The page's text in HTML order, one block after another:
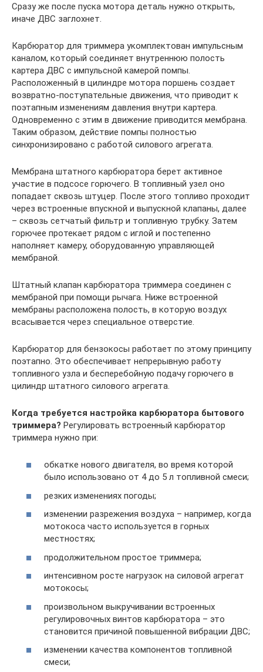
Сразу же после пуска мотора деталь нужно открыть,
иначе ДВС заглохнет.
Карбюратор для триммера укомплектован импульсным
каналом, который соединяет внутреннюю полость
картера ДВС с импульсной камерой помпы.
Расположенный в цилиндре мотора поршень создает
возвратно-поступательные движения, что приводит к
поэтапным изменениям давления внутри картера.
Одновременно с этим в движение приводится мембрана.
Таким образом, действие помпы полностью
синхронизировано с работой силового агрегата.
Мембрана штатного карбюратора берет активное
участие в подсосе горючего. В топливный узел оно
попадает сквозь штуцер. После этого топливо проходит
через встроенные впускной и выпускной клапаны, далее
– сквозь сетчатый фильтр и топливную трубку. Затем
горючее протекает рядом с иглой и постепенно
наполняет камеру, оборудованную управляющей
мембраной.
Штатный клапан карбюратора триммера соединен с
мембраной при помощи рычага. Ниже встроенной
мембраны расположена полость, в которую воздух
всасывается через специальное отверстие.
Карбюратор для бензокосы работает по этому принципу
поэтапно. Это обеспечивает непрерывную работу
топливного узла и бесперебойную подачу горючего в
цилиндр штатного силового агрегата.
Когда требуется настройка карбюратора бытового
триммера? Регулировать встроенный карбюратор
триммера нужно при:
обкатке нового двигателя, во время которой
было использовано от 4 до 5 л топливной смеси;
резких изменениях погоды;
изменении разрежения воздуха – например, когда
мотокоса часто используется в горных
местностях;
продолжительном простое триммера;
интенсивном росте нагрузок на силовой агрегат
мотокосы;
произвольном выкручивании встроенных
регулировочных винтов карбюратора – это
становится причиной повышенной вибрации ДВС;
изменении качества компонентов топливной
смеси;